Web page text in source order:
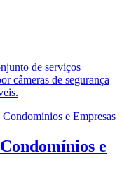
de serviços
câmeras de segurança
e